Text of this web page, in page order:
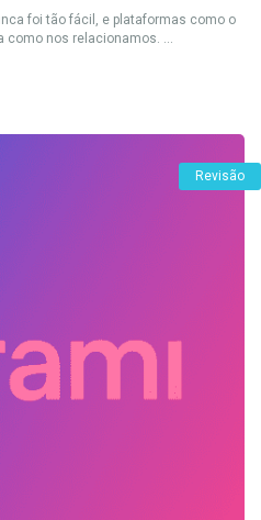
foi tão fácil, e plataformas como o
como nos relacionamos. ...
Revisão